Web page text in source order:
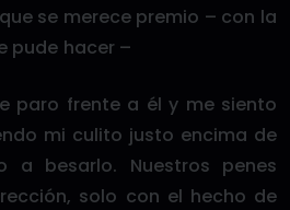
se merece premio – con la
pude hacer –
paro frente a él y me siento
mi culito justo encima de
a besarlo. Nuestros penes
solo con el hecho de